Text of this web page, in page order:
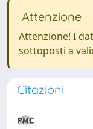
Attenzione
Attenzione! I
sottoposti a
Citazioni